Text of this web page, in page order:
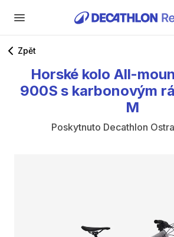
Zpět
Horské kolo All-
900S s karbonovým
M
Poskytnuto Decathlon